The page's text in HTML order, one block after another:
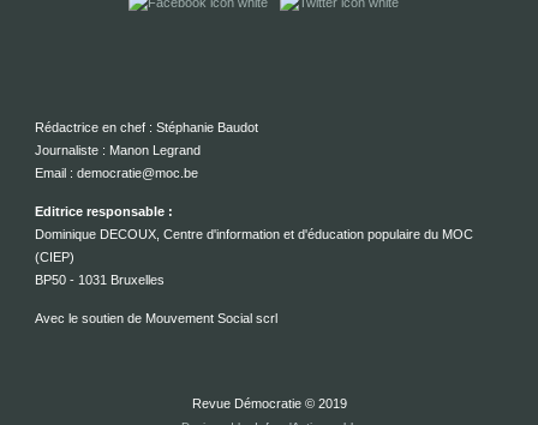
Rédactrice en chef : Stéphanie Baudot
Journaliste : Manon Legrand
Email : democratie@moc.be
Editrice responsable :
Dominique DECOUX, Centre d'information et d'éducation populaire du MOC
(CIEP)
BP50 - 1031 Bruxelles
Avec le soutien de Mouvement Social scrl
Revue Démocratie © 2019